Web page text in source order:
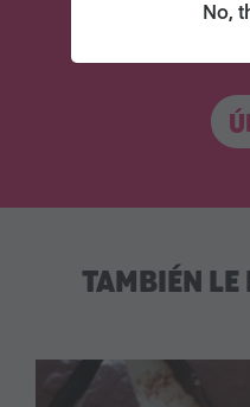
TAMBIÉN LE
No,